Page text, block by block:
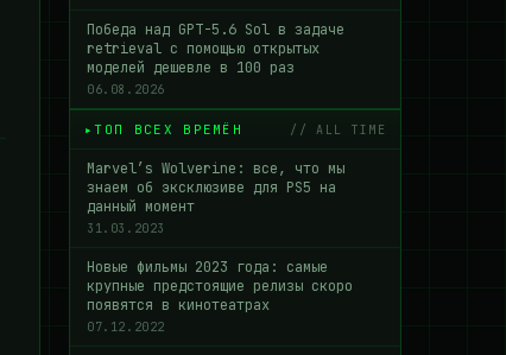
Победа над GPT-5.6 Sol в задаче
retrieval с помощью открытых
моделей дешевле в 100 раз
06.08.2026
ТОП ВСЕХ ВРЕМЁН // ALL TIME
Marvel’s Wolverine: все, что мы
знаем об эксклюзиве для PS5 на
данный момент
31.03.2023
Новые фильмы 2023 года: самые
крупные предстоящие релизы скоро
появятся в кинотеатрах
07.12.2022